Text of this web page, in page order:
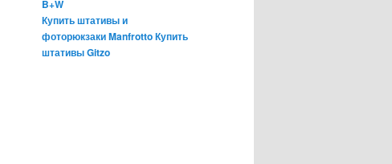
B+W
Купить штативы и
фоторюкзаки ManfrottoКупить
штативы Gitzo